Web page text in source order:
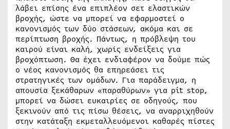
λάβει επίσης ένα επιπλέον σετ ελαστικών
βροχής, ώστε να μπορεί να εφαρμοστεί ο
κανονισμός των δύο στάσεων, ακόμα και σε
περίπτωση βροχής. Πάντως, η πρόβλεψη του
καιρού είναι καλή, χωρίς ενδείξεις για
βροχόπτωση. Θα έχει ενδιαφέρον να δούμε πώς
ο νέος κανονισμός θα επηρεάσει τις
στρατηγικές των ομάδων. Για παράδειγμα, η
απουσία ξεκάθαρων «παραθύρων» για pit stop,
μπορεί να δώσει ευκαιρίες σε οδηγούς, που
ξεκινούν από τις πίσω θέσεις, να αναρριχηθούν
στην κατάταξη εκμεταλλευόμενοι καθαρές πίστες